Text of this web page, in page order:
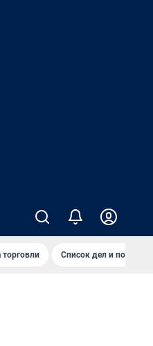
Список дел и покупок